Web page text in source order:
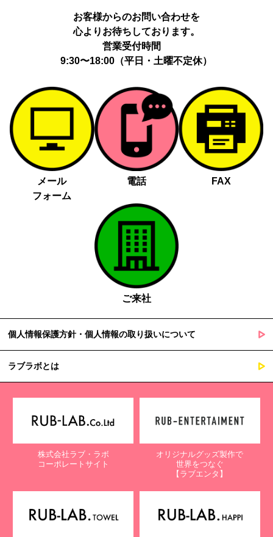
お客様からのお問い合わせを
心よりお待ちしております。
営業受付時間
9:30〜18:00（平日・土曜不定休）
メール
フォーム
電話 FAX
ご来社
個人情報保護方針・個人情報の取り扱いについて
ラブラボとは
株式会社ラブ・ラボ
コーポレートサイト
オリジナルグッズ製作で
世界をつなぐ
【ラブエンタ】